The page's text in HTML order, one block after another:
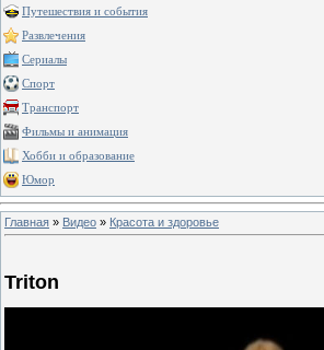
Путешествия и события
Развлечения
Сериалы
Спорт
Транспорт
Фильмы и анимация
Хобби и образование
Юмор
Главная » Видео » Красота и здоровье
Triton